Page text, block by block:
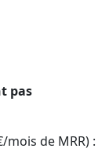
pas
mois de MRR) :